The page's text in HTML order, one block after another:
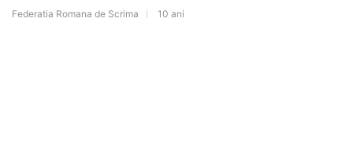
Federatia Romana de Scrima 10 ani